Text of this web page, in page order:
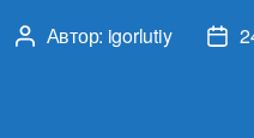
Автор
Автор: igorlutiy